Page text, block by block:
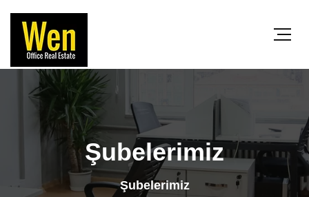
Şubelerimiz
Şubelerimiz